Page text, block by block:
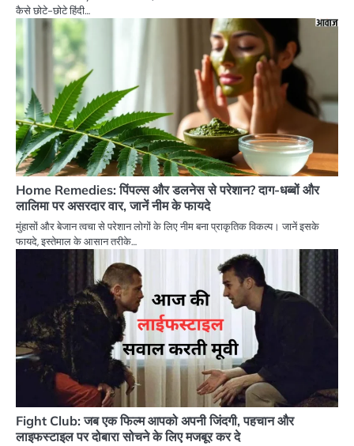
कैसे छोटे-छोटे हिंदी…
Home Remedies: पिंपल्स और डलनेस से परेशान? दाग-धब्बों और
लालिमा पर असरदार वार, जानें नीम के फायदे
मुंहासों और बेजान त्वचा से परेशान लोगों के लिए नीम बना प्राकृतिक विकल्प। जानें इसके
फायदे, इस्तेमाल के आसान तरीके…
Fight Club: जब एक फिल्म आपको अपनी जिंदगी, पहचान और
लाइफस्टाइल पर दोबारा सोचने के लिए मजबूर कर दे